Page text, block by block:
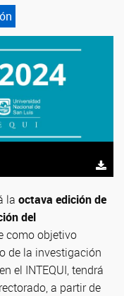
la octava edición de
del
como objetivo
de la investigación
el INTEQUI, tendrá
a partir de